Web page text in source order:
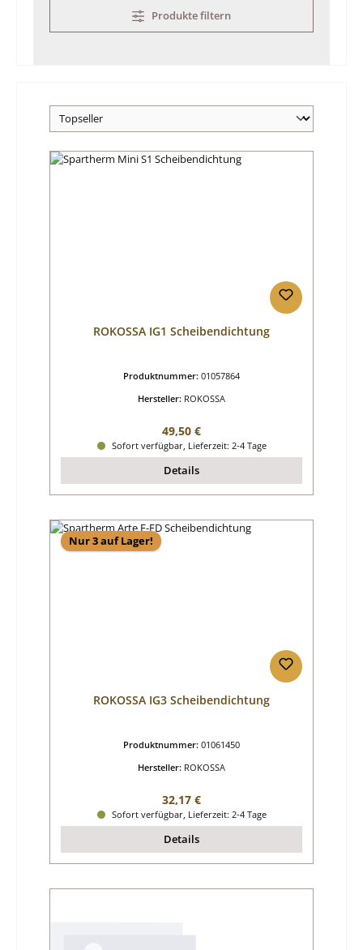
Produkte filtern
ROKOSSA IG1 Scheibendichtung
Produktnummer: 01057864
Hersteller: ROKOSSA
Regulärer Preis:
49,50 €
Sofort verfügbar, Lieferzeit: 2-4 Tage
Details
Nur 3 auf Lager!
ROKOSSA IG3 Scheibendichtung
Produktnummer: 01061450
Hersteller: ROKOSSA
Regulärer Preis:
32,17 €
Sofort verfügbar, Lieferzeit: 2-4 Tage
Details